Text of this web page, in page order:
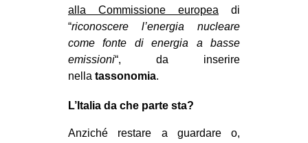
alla Commissione europea di
“riconoscere l’energia nucleare
come fonte di energia a basse
emissioni“, da inserire
nella tassonomia.
L’Italia da che parte sta?
Anziché restare a guardare o,